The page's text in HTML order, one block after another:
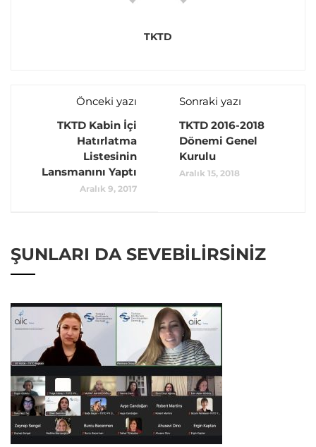
TKTD
Önceki yazı
TKTD Kabin İçi
Hatırlatma
Listesinin
Lansmanını Yaptı
Aralık 9, 2017
Sonraki yazı
TKTD 2016-2018
Dönemi Genel
Kurulu
Aralık 15, 2018
ŞUNLARI DA SEVEBILIRSINIZ